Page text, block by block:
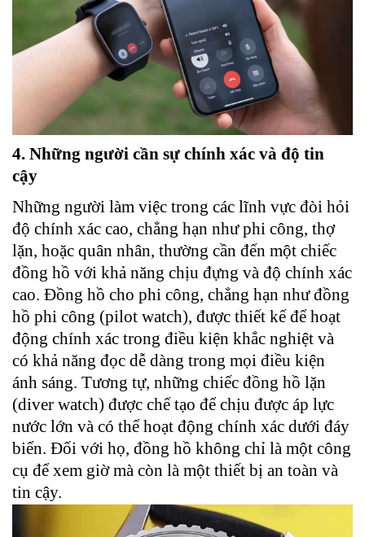
4. Những người cần sự chính xác và độ tin
cậy
Những người làm việc trong các lĩnh vực đòi hỏi
độ chính xác cao, chẳng hạn như phi công, thợ
lặn, hoặc quân nhân, thường cần đến một chiếc
đồng hồ với khả năng chịu đựng và độ chính xác
cao. Đồng hồ cho phi công, chẳng hạn như đồng
hồ phi công (pilot watch), được thiết kế để hoạt
động chính xác trong điều kiện khắc nghiệt và
có khả năng đọc dễ dàng trong mọi điều kiện
ánh sáng. Tương tự, những chiếc đồng hồ lặn
(diver watch) được chế tạo để chịu được áp lực
nước lớn và có thể hoạt động chính xác dưới đáy
biển. Đối với họ, đồng hồ không chỉ là một công
cụ để xem giờ mà còn là một thiết bị an toàn và
tin cậy.